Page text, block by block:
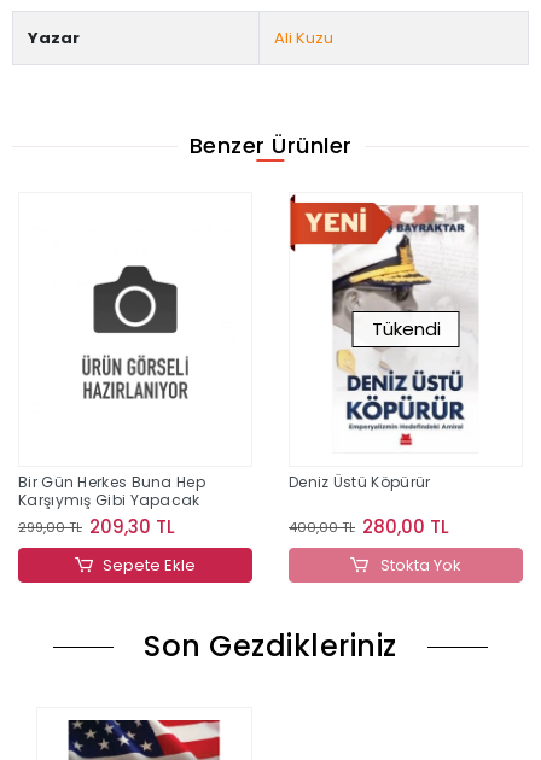
Yazar Ali Kuzu
Benzer Ürünler
Bir Gün Herkes Buna Hep
Karşıymış Gibi Yapacak
299,00 TL 209,30 TL
Sepete Ekle
Tükendi
Deniz Üstü Köpürür
400,00 TL 280,00 TL
Stokta Yok
Son Gezdikleriniz